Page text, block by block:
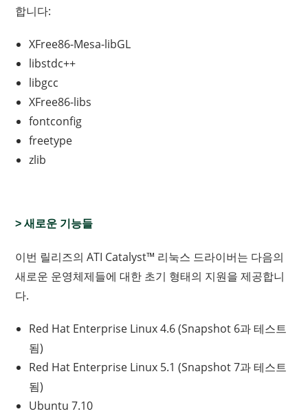
합니다:
XFree86-Mesa-libGL
libstdc++
libgcc
XFree86-libs
fontconfig
freetype
zlib
> 새로운 기능들
이번 릴리즈의 ATI Catalyst™ 리눅스 드라이버는 다음의
새로운 운영체제들에 대한 초기 형태의 지원을 제공합니
다.
Red Hat Enterprise Linux 4.6 (Snapshot 6과 테스트
됨)
Red Hat Enterprise Linux 5.1 (Snapshot 7과 테스트
됨)
Ubuntu 7.10